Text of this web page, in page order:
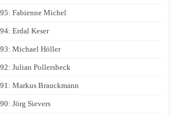
Fabienne Michel
Erdal Keser
Michael Höller
Julian Pollersbeck
Markus Brauckmann
Jörg Sievers